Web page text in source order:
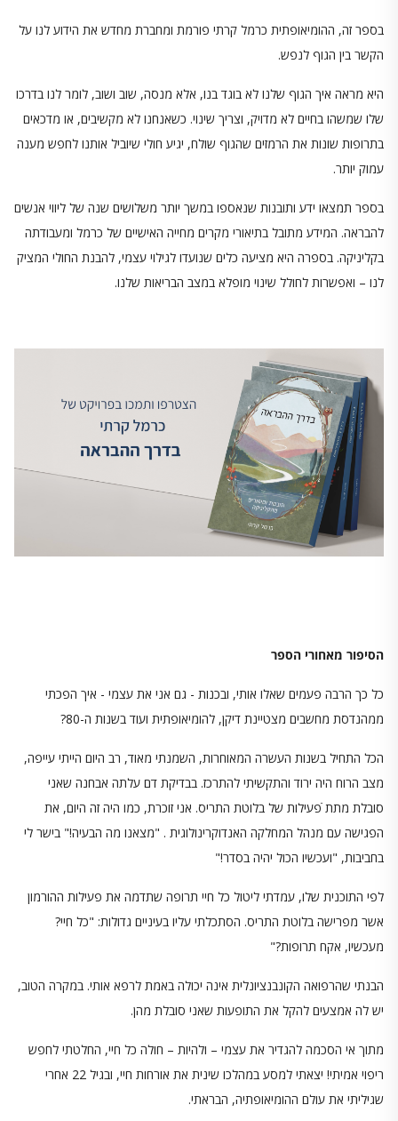
בספר זה, ההומיאופתית כרמל קרתי פורמת ומחברת מחדש את הידוע לנו על
הקשר בין הגוף לנפש.
היא מראה איך הגוף שלנו לא בוגד בנו, אלא מנסה, שוב ושוב, לומר לנו בדרכו
שלו שמשהו בחיים לא מדויק, וצריך שינוי. כשאנחנו לא מקשיבים, או מדכאים
בתרופות שונות את הרמזים שהגוף שולח, יגיע חולי שיוביל אותנו לחפש מענה
עמוק יותר.
בספר תמצאו ידע ותובנות שנאספו במשך יותר משלושים שנה של ליווי אנשים
להבראה. המידע מתובל בתיאורי מקרים מחייה האישיים של כרמל ומעבודתה
בקליניקה. בספרה היא מציעה כלים שנועדו לגילוי עצמי, להבנת החולי המציק
לנו – ואפשרות לחולל שינוי מופלא במצב הבריאות שלנו.
הסיפור מאחורי הספר
כל כך הרבה פעמים שאלו אותי, ובכנות - גם אני את עצמי - איך הפכתי
ממהנדסת מחשבים מצטיינת דיקן, להומיאופתית ועוד בשנות ה-80?
הכל התחיל בשנות העשרה המאוחרות, השמנתי מאוד, רב היום הייתי עייפה,
מצב הרוח היה ירוד והתקשיתי להתרכז. בבדיקת דם עלתה אבחנה שאני
סובלת מתת ֿפעילות של בלוטת התריס. אני זוכרת, כמו היה זה היום, את
הפגישה עם מנהל המחלקה האנדוקרינולוגית . "מצאנו מה הבעיה!" בישר לי
בחביבות, "ועכשיו הכול יהיה בסדר!"
לפי התוכנית שלו, עמדתי ליטול כל חיי תרופה שתדמה את פעילות ההורמון
אשר מפרישה בלוטת התריס. הסתכלתי עליו בעיניים גדולות: "כל חיי?
מעכשיו, אקח תרופות?"
הבנתי שהרפואה הקונבנציונלית אינה יכולה באמת לרפא אותי. במקרה הטוב,
יש לה אמצעים להקל את התופעות שאני סובלת מהן.
מתוך אי הסכמה להגדיר את עצמי – ולהיות – חולה כל חיי, החלטתי לחפש
ריפוי אמיתי! יצאתי למסע במהלכו שינית את אורחות חיי, ובגיל 22 אחרי
שגיליתי את עולם ההומיאופתיה, הבראתי.